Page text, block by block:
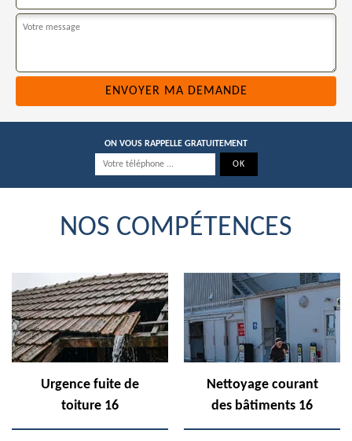
ON VOUS RAPPELLE GRATUITEMENT
NOS COMPÉTENCES
Urgence fuite de
toiture 16
Nettoyage courant
des bâtiments 16